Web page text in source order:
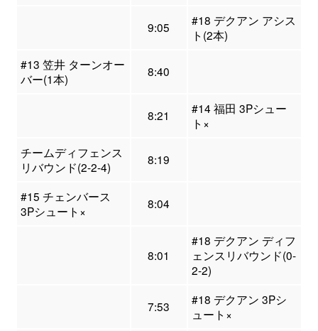
9:05
#18 デクアン アシス
ト(2本)
#13 笠井 ターンオー
バー(1本)
8:40
8:21
#14 福田 3Pシュー
ト×
チームディフェンス
リバウンド(2-2-4)
8:19
#15 チェンバース
3Pシュート×
8:04
8:01
#18 デクアン ディフ
ェンスリバウンド(0-
2-2)
7:53
#18 デクアン 3Pシ
ュート×